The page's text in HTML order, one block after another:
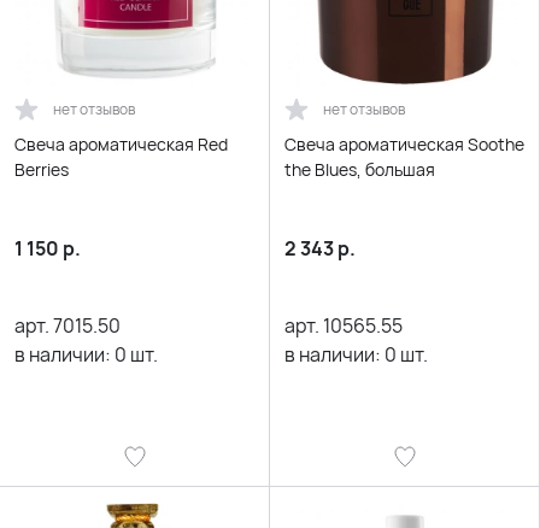
нет отзывов
Свеча ароматическая Red
Berries
1 150 р.
арт.7015.50
в наличии: 0 шт.
нет отзывов
Свеча ароматическая Soothe
the Blues, большая
2 343р.
арт. 10565.55
в наличии: 0 шт.